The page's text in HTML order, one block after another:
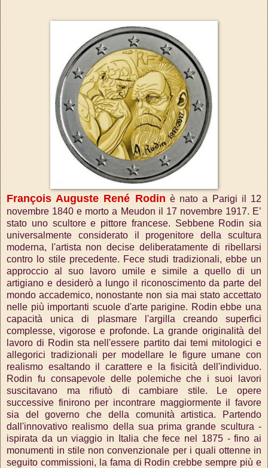
François Auguste René Rodin è nato a Parigi il 12
novembre 1840 e morto a Meudon il 17 novembre 1917. E’
stato uno scultore e pittore francese. Sebbene Rodin sia
universalmente considerato il progenitore della scultura
moderna, l'artista non decise deliberatamente di ribellarsi
contro lo stile precedente. Fece studi tradizionali, ebbe un
approccio al suo lavoro umile e simile a quello di un
artigiano e desiderò a lungo il riconoscimento da parte del
mondo accademico, nonostante non sia mai stato accettato
nelle più importanti scuole d'arte parigine. Rodin ebbe una
capacità unica di plasmare l'argilla creando superfici
complesse, vigorose e profonde. La grande originalità del
lavoro di Rodin sta nell'essere partito dai temi mitologici e
allegorici tradizionali per modellare le figure umane con
realismo esaltando il carattere e la fisicità dell'individuo.
Rodin fu consapevole delle polemiche che i suoi lavori
suscitavano ma rifiutò di cambiare stile. Le opere
successive finirono per incontrare maggiormente il favore
sia del governo che della comunità artistica. Partendo
dall'innovativo realismo della sua prima grande scultura -
ispirata da un viaggio in Italia che fece nel 1875 - fino ai
monumenti in stile non convenzionale per i quali ottenne in
seguito commissioni, la fama di Rodin crebbe sempre più e